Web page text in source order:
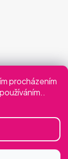
procházením
podmínky